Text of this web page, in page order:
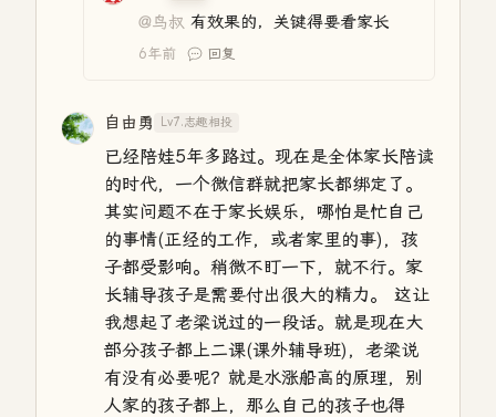
@鸟叔 有效果的，关键得要看家长
6年前 回复
自由勇 Lv7.志趣相投
已经陪娃5年多路过。现在是全体家长陪读
的时代，一个微信群就把家长都绑定了。
其实问题不在于家长娱乐，哪怕是忙自己
的事情(正经的工作，或者家里的事)，孩
子都受影响。稍微不盯一下，就不行。家
长辅导孩子是需要付出很大的精力。 这让
我想起了老梁说过的一段话。就是现在大
部分孩子都上二课(课外辅导班)，老梁说
有没有必要呢？就是水涨船高的原理，别
人家的孩子都上，那么自己的孩子也得